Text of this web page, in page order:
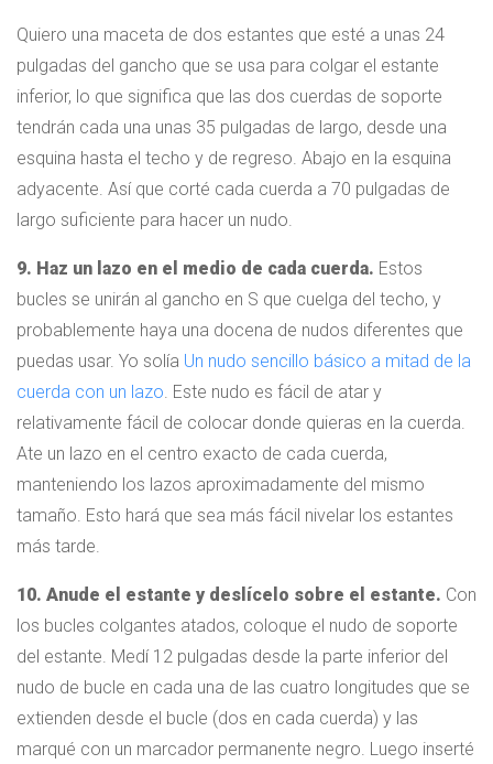
Quiero una maceta de dos estantes que esté a unas 24
pulgadas del gancho que se usa para colgar el estante
inferior, lo que significa que las dos cuerdas de soporte
tendrán cada una unas 35 pulgadas de largo, desde una
esquina hasta el techo y de regreso. Abajo en la esquina
adyacente. Así que corté cada cuerda a 70 pulgadas de
largo suficiente para hacer un nudo.
9. Haz un lazo en el medio de cada cuerda. Estos
bucles se unirán al gancho en S que cuelga del techo, y
probablemente haya una docena de nudos diferentes que
puedas usar. Yo solía Un nudo sencillo básico a mitad de la
cuerda con un lazo . Este nudo es fácil de atar y
relativamente fácil de colocar donde quieras en la cuerda.
Ate un lazo en el centro exacto de cada cuerda,
manteniendo los lazos aproximadamente del mismo
tamaño. Esto hará que sea más fácil nivelar los estantes
más tarde.
10. Anude el estante y deslícelo sobre el estante. Con
los bucles colgantes atados, coloque el nudo de soporte
del estante. Medí 12 pulgadas desde la parte inferior del
nudo de bucle en cada una de las cuatro longitudes que se
extienden desde el bucle (dos en cada cuerda) y las
marqué con un marcador permanente negro. Luego inserté